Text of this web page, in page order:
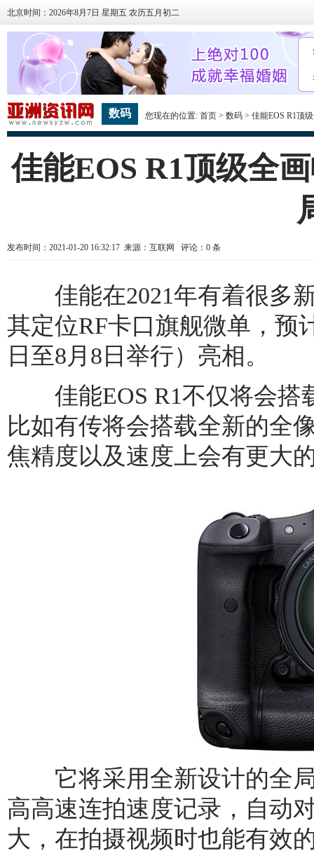
北京时间：2026年8月7日 星期五 农历五月初二
数码 您现在的位置:首页 >数码 > 佳能EOS R1顶
佳能EOS R1顶级全
发布时间：2021-01-20 16:32:17 来源：互联网 评论： 0 条
佳能在2021年有着很多新
其定位RF卡口旗舰微单，预
日至8月8日举行）亮相。
佳能EOS R1不仅将会搭
比如有传将会搭载全新的全
焦精度以及速度上会有更大
它将采用全新设计的全局
高高速连拍速度记录，自动
大，在拍摄视频时也能有效